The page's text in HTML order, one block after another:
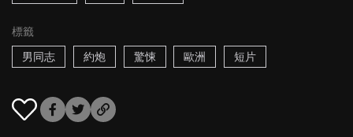
標籤
男同志
約炮 驚悚 歐洲 短片